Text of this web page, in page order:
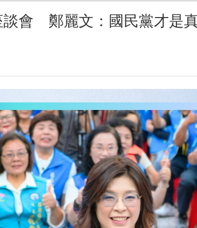
談會 鄭麗文：國民黨才是